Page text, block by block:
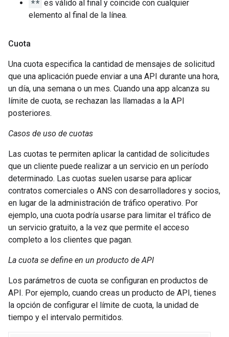
** es válido al final y coincide con cualquier
elemento al final de la línea.
Cuota
Una cuota especifica la cantidad de mensajes de solicitud
que una aplicación puede enviar a una API durante una hora,
un día, una semana o un mes. Cuando una app alcanza su
límite de cuota, se rechazan las llamadas a la API
posteriores.
Casos de uso de cuotas
Las cuotas te permiten aplicar la cantidad de solicitudes
que un cliente puede realizar a un servicio en un período
determinado. Las cuotas suelen usarse para aplicar
contratos comerciales o ANS con desarrolladores y socios,
en lugar de la administración de tráfico operativo. Por
ejemplo, una cuota podría usarse para limitar el tráfico de
un servicio gratuito, a la vez que permite el acceso
completo a los clientes que pagan.
La cuota se define en un producto de API
Los parámetros de cuota se configuran en productos de
API. Por ejemplo, cuando creas un producto de API, tienes
la opción de configurar el límite de cuota, la unidad de
tiempo y el intervalo permitidos.